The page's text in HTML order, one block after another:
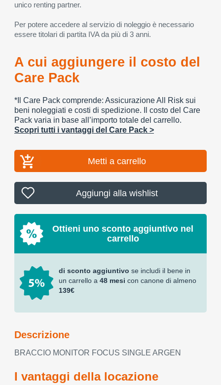
unico renting partner.
Per potere accedere al servizio di noleggio è necessario
essere titolari di partita IVA da più di 3 anni.
A cui aggiungere il costo del
Care Pack
*Il Care Pack comprende: Assicurazione All Risk sui
beni noleggiati e costi di spedizione. Il costo del Care
Pack varia in base all’importo totale del carrello.
Scopri tutti i vantaggi del Care Pack >
Metti a carrello
Aggiungi alla wishlist
Ottieni uno sconto aggiuntivo nel
carrello
di sconto aggiuntivo se includi il bene in
un carrello a 48 mesi con canone di almeno
139€
Descrizione
BRACCIO MONITOR FOCUS SINGLE ARGEN
I vantaggi della locazione